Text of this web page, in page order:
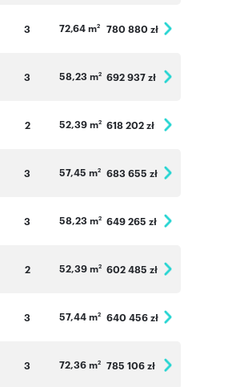
3 72,64 m2 780 880 zł
3 58,23 m2 692 937 zł
2 52,39 m2 618 202 zł
3 57,45 m2 683 655 zł
3 58,23 m2 649 265 zł
2 52,39 m2 602 485 zł
3 57,44 m2 640 456 zł
3 72,36 m2 785 106 zł